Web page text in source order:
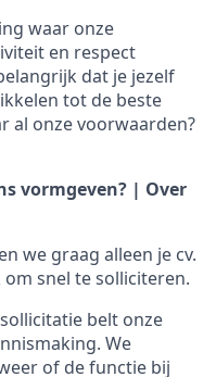
waar onze
en respect
dat je jezelf
tot de beste
al onze voorwaarden?
vormgeven? | Over
we graag alleen je cv.
snel te solliciteren.
belt onze
We
of de functie bij